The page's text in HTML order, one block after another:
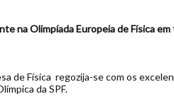
na Olimpíada Europeia de Física
de Física regozija-se com os
da SPF.